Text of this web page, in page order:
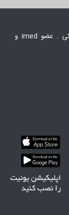
حرفه‌ای ترین سامانه تامین کالا و تجهیزات پزشکی . عضو imed و